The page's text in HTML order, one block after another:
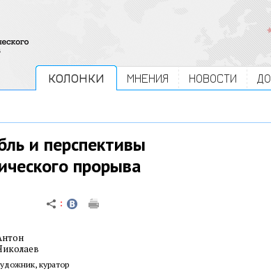
КОЛОНКИ МНЕНИЯ НОВОСТИ
и перспективы
прорыва
куратор